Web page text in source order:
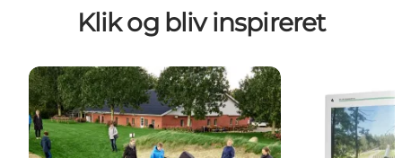
Klik og bliv inspireret
Turismepartner